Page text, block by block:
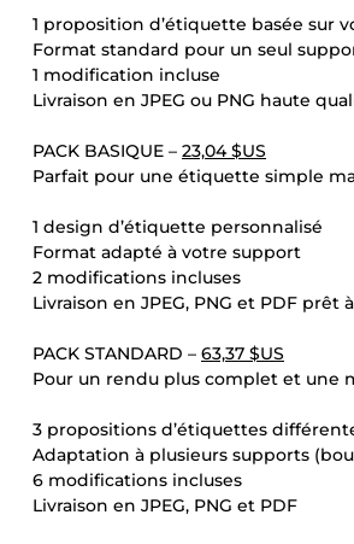
1 proposition d’étiquette basée sur
Format standard pour un seul
1 modification incluse
Livraison en JPEG ou PNG haute
PACK BASIQUE – 23,04 $US
Parfait pour une étiquette simple
1 design d’étiquette personnalisé
Format adapté à votre support
2 modifications incluses
Livraison en JPEG, PNG et PDF prêt
PACK STANDARD – 63,37 $US
Pour un rendu plus complet et une
3 propositions d’étiquettes
Adaptation à plusieurs supports
6 modifications incluses
Livraison en JPEG, PNG et PDF